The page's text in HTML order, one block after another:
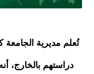
تُعلم مديرية الجامعة
دراستهم بالخارج،